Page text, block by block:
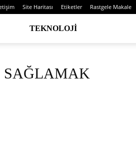
Site Haritası Etiketler Rastgele Makale
TEKNOLOJI
SAĞLAMAK